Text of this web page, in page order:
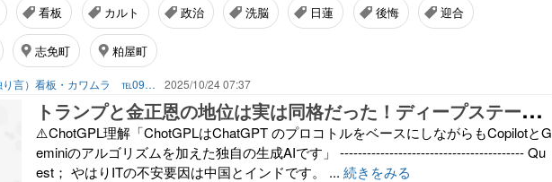
看板 カルト 政治 洗脳 日蓮 後悔 迎合
志免町 粕屋町
福岡の看板屋（独り言）看板・カワムラ ℡092-935-7058 2025/10/24 07:37
ト
ランプと金正恩の地位は実は同格だった！ディープステートの真相 11
⚠️ChotGPL理解「ChotGPLはChatGPT のプロコトルをベースにしながらもCopilotとG
eminiのアルゴリズムを加えた独自の生成AIです」 ----------------------------------------- Qu
est； やはりITの不安要因は中国とインドです。 ... 続きをみる